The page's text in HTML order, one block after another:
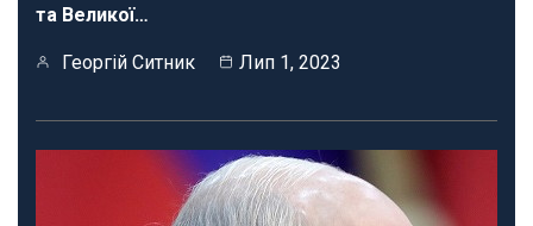
та Великої…
Георгій Ситник Лип 1, 2023